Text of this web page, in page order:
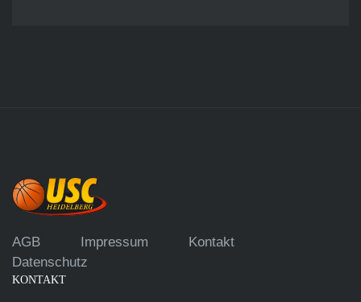
AGB Impressum
Kontakt
Datenschutz
KONTAKT